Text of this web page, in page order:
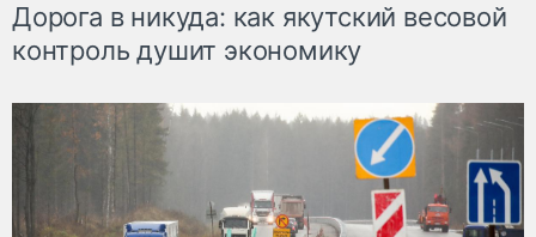
Дорога в никуда: как якутский весовой
контроль душит экономику